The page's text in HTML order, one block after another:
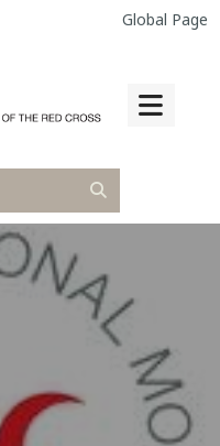
Global Page